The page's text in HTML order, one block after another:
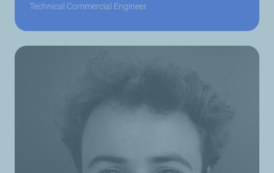
Technical Commercial Engineer